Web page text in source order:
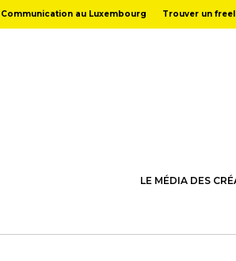
au Luxembourg Trouver un
LE MÉDIA DES